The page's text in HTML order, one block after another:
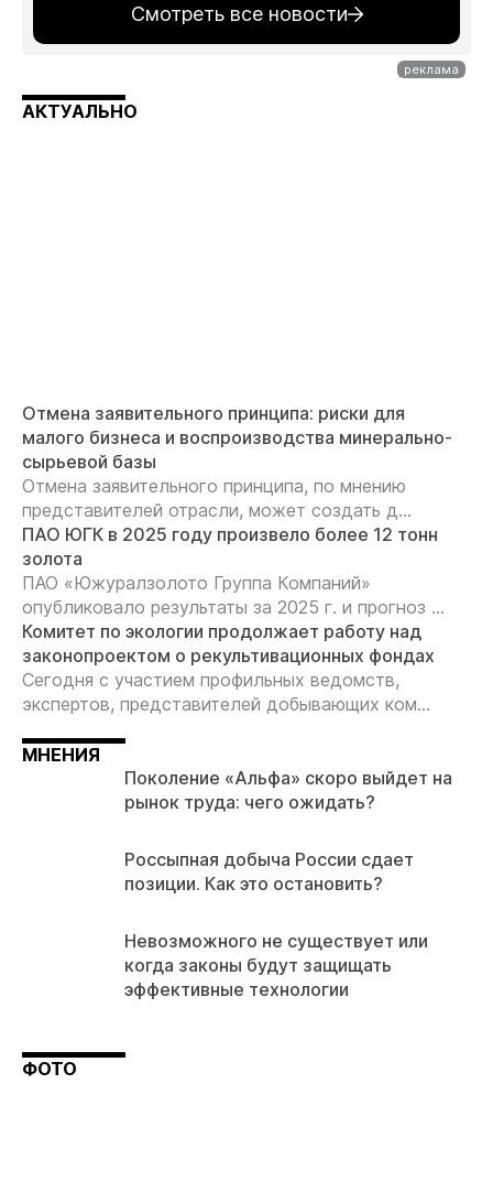
Смотреть все новости
АКТУАЛЬНО
Отмена заявительного принципа: риски для
малого бизнеса и воспроизводства минерально-
сырьевой базы
Отмена заявительного принципа, по мнению
представителей отрасли, может создать д...
ПАО ЮГК в 2025 году произвело более 12 тонн
золота
ПАО «Южуралзолото Группа Компаний»
опубликовало результаты за 2025 г. и прогноз ...
Комитет по экологии продолжает работу над
законопроектом о рекультивационных фондах
Сегодня с участием профильных ведомств,
экспертов, представителей добывающих ком...
МНЕНИЯ
Поколение «Альфа» скоро выйдет на
рынок труда: чего ожидать?
Россыпная добыча России сдает
позиции. Как это остановить?
Невозможного не существует или
когда законы будут защищать
эффективные технологии
ФОТО